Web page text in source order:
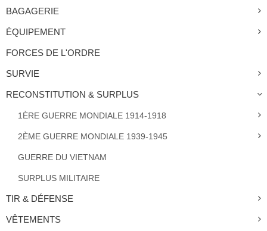
BAGAGERIE
ÉQUIPEMENT
FORCES DE L'ORDRE
SURVIE
RECONSTITUTION & SURPLUS
1ÈRE GUERRE MONDIALE 1914-1918
2ÈME GUERRE MONDIALE 1939-1945
GUERRE DU VIETNAM
SURPLUS MILITAIRE
TIR & DÉFENSE
VÊTEMENTS